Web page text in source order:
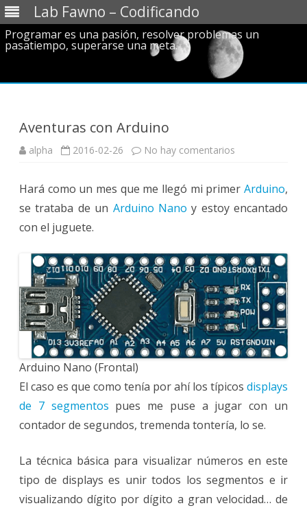
Lab Fawno – Codificando
Programar es una pasión, resolver problemas un
pasatiempo, superarse una meta.
Aventuras con Arduino
alpha 2016-02-26 No hay comentarios
Hará como un mes que me llegó mi primer Arduino,
se trataba de un Arduino Nano y estoy encantado
con el juguete.
Arduino Nano (Frontal)
El caso es que como tenía por ahí los típicos displays
de 7 segmentos pues me puse a jugar con un
contador de segundos, tremenda tontería, lo se.
La técnica básica para visualizar números en este
tipo de displays es unir todos los segmentos e ir
visualizando dígito por dígito a gran velocidad… de